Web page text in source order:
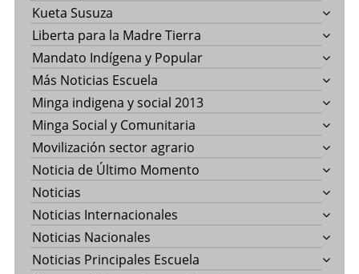
Kueta Susuza
Liberta para la Madre Tierra
Mandato Indígena y Popular
Más Noticias Escuela
Minga indigena y social 2013
Minga Social y Comunitaria
Movilización sector agrario
Noticia de Último Momento
Noticias
Noticias Internacionales
Noticias Nacionales
Noticias Principales Escuela